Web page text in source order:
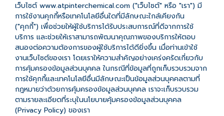
เว็บไซต์ www.atpinterchemical.com ("เว็บไซต์" หรือ "เรา") มี
การใช้งานคุกกี้หรือเทคโนโลยีอื่นใดที่มีลักษณะใกล้เคียงกัน
("คุกกี้") เพื่อช่วยให้ผู้ใช้บริการได้รับประสบการณ์ที่ดีจากการใช้
บริการ และช่วยให้เราสามารถพัฒนาคุณภาพของบริการให้ตอบ
สนองต่อความต้องการของผู้ใช้บริการได้ดียิ่งขึ้น เมื่อท่านเข้าใช้
งานเว็บไซต์ของเรา โดยเราให้ความสำคัญอย่างเคร่งครัดเกี่ยวกับ
การคุ้มครองข้อมูลส่วนบุคคล ในกรณีที่ข้อมูลที่ถูกเก็บรวบรวมจาก
การใช้คุกกี้และเทคโนโลยีอื่นมีลักษณะเป็นข้อมูลส่วนบุคคลตามที่
กฎหมายว่าด้วยการคุ้มครองข้อมูลส่วนบุคคล เราจะเก็บรวบรวม
ตามรายละเอียดที่ระบุในนโยบายคุ้มครองข้อมูลส่วนบุคคล
(Privacy Policy) ของเรา